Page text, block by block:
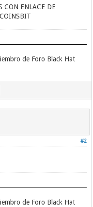
CON ENLACE DE
de Foro Black Hat
#2
de Foro Black Hat